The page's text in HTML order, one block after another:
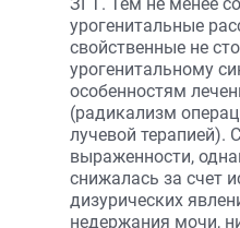
урогенитальные
свойственные не
урогенитальному
особенностям
(радикализм
лучевой терапией).
выраженности,
снижалась за счет
дизурических
недержания мочи,